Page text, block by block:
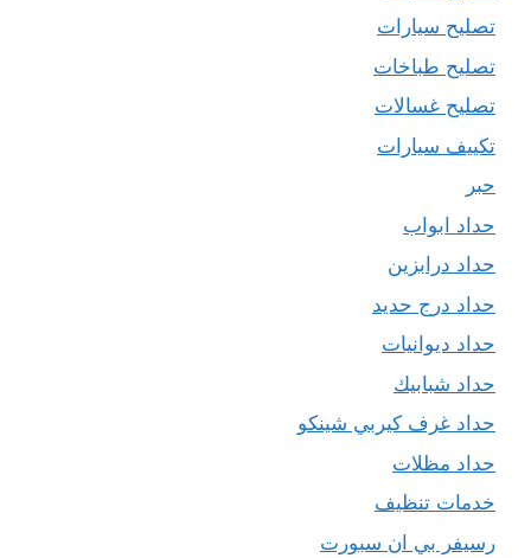
تصليح سيارات
تصليح طباخات
تصليح غسالات
تكييف سيارات
حبر
حداد ابواب
حداد درابزين
حداد درج حديد
حداد ديوانيات
حداد شبابيك
حداد غرف كيربي شينكو
حداد مظلات
خدمات تنظيف
رسيفر بي ان سبورت